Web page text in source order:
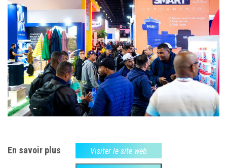
En savoir plus Visiter le site web